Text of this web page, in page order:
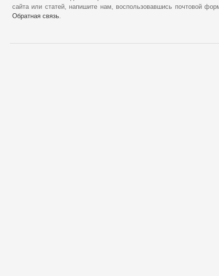
сайта или статей, напишите нам, воспользовавшись почтовой
Обратная связь.